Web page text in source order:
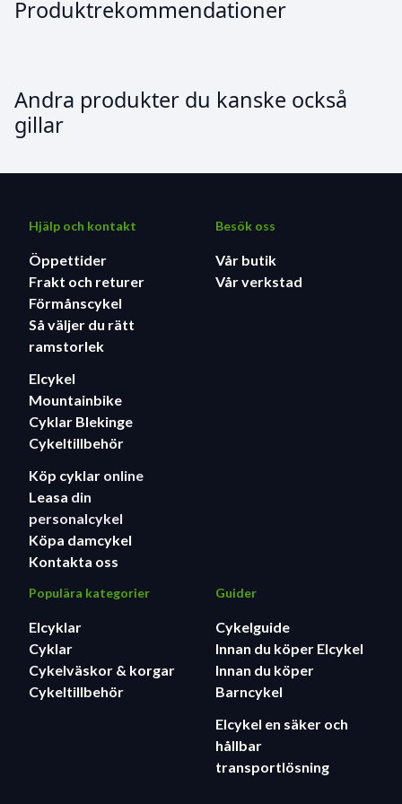
Produktrekommendationer
Andra produkter du kanske också
gillar
Hjälp och kontakt
Öppettider
Frakt och returer
Förmånscykel
Så väljer du rätt
ramstorlek
Elcykel
Mountainbike
Cyklar Blekinge
Cykeltillbehör
Köp cyklar online
Leasa din
personalcykel
Köpa damcykel
Kontakta oss
Besök oss
Vår butik
Vår verkstad
Populära kategorier
Elcyklar
Cyklar
Cykelväskor & korgar
Cykeltillbehör
Guider
Cykelguide
Innan du köper Elcykel
Innan du köper
Barncykel
Elcykel en säker och
hållbar
transportlösning